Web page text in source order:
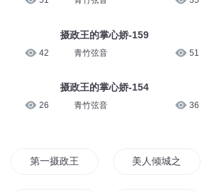
42
26
摄政王的掌心娇-159
青竹弦音 51
摄政王的掌心娇-154
青竹弦音 36
的冷妃第一摄政王妃 美人倾城之摄政